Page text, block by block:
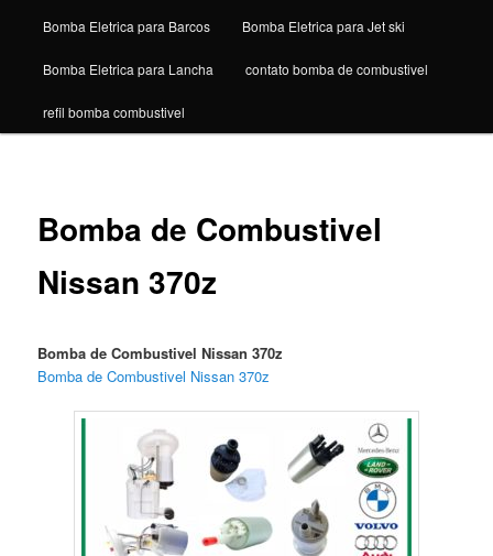
Bomba Eletrica para Barcos Bomba Eletrica para Jet ski
Bomba Eletrica para Lancha contato bomba de combustivel
refil bomba combustivel
Bomba de Combustivel
Nissan 370z
Bomba de Combustivel Nissan 370z
Bomba de Combustivel Nissan 370z